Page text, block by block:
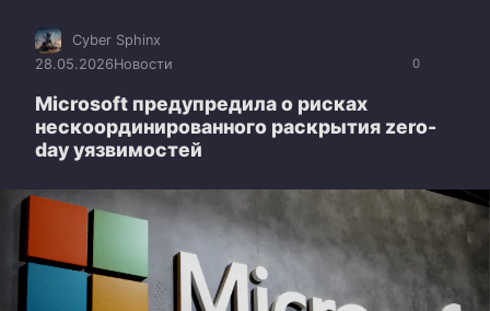
0
Cyber Sphinx
28.05.2026Новости
Microsoft предупредила о рисках
нескоординированного раскрытия zero-
day уязвимостей